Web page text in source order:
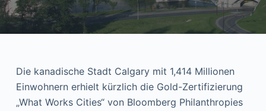
n
g
Die kanadische Stadt Calgary mit 1,414 Millionen
Einwohnern erhielt kürzlich die Gold-Zertifizierung
„What Works Cities“ von Bloomberg Philanthropies